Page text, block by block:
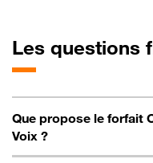
Les questions
Que propose le forfait
Voix ?